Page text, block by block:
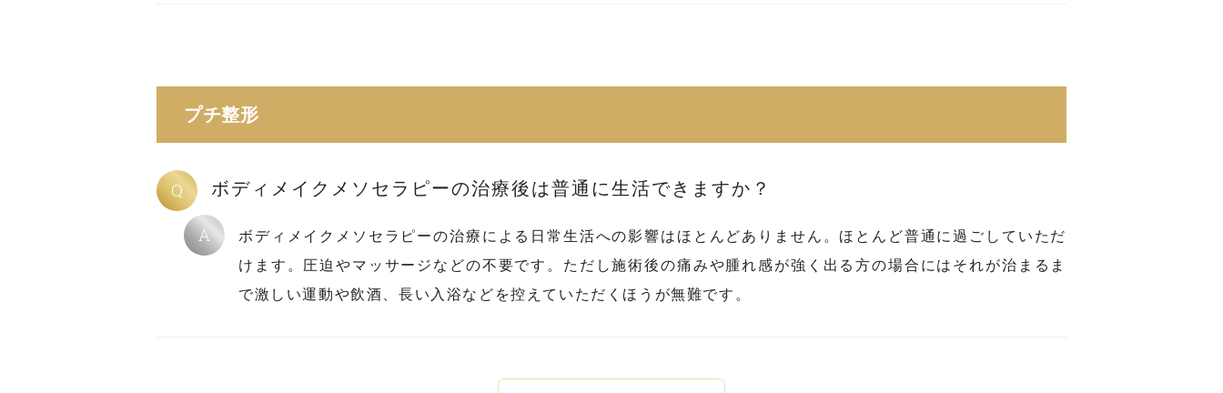
プチ整形
Q ボディメイクメソセラピーの治療後は普通に生活できますか？
A
ボディメイクメソセラピーの治療による日常生活への影響はほとんどありません。ほとんど普通に過ごしていただ
けます。圧迫やマッサージなどの不要です。ただし施術後の痛みや腫れ感が強く出る方の場合にはそれが治まるま
で激しい運動や飲酒、長い入浴などを控えていただくほうが無難です。